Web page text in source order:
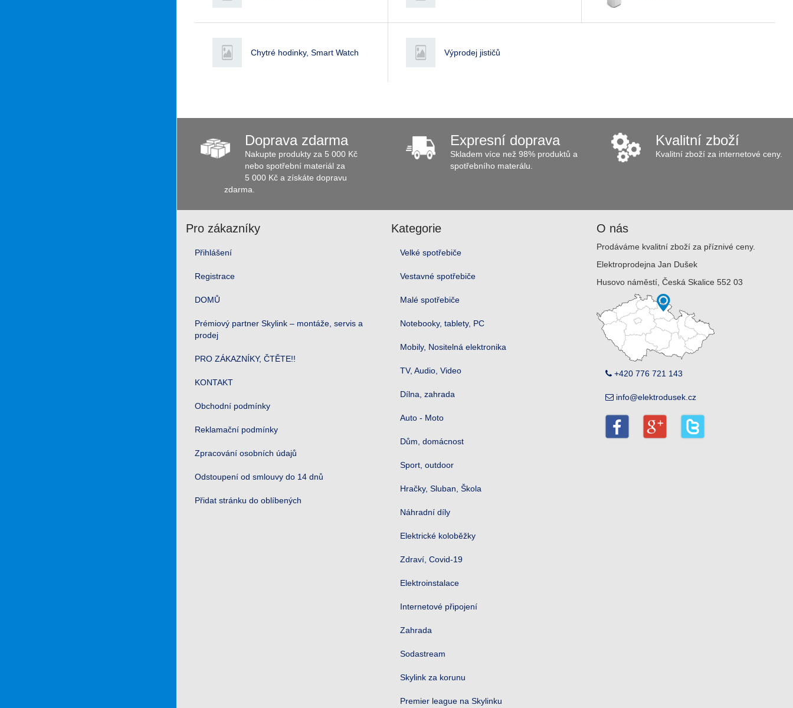
Chytré hodinky, Smart Watch Výprodej jističů
Doprava zdarma
Nakupte produkty za 5 000 Kč
nebo spotřební materiál za
5 000 Kč a získáte dopravu
zdarma.
Expresní doprava
Skladem více než 98% produktů a
spotřebního materálu.
Kvalitní zboží
Kvalitní zboží za internetové ceny.
Pro zákazníky
Přihlášení
Registrace
DOMŮ
Prémiový partner Skylink – montáže, servis a
prodej
PRO ZÁKAZNÍKY, ČTĚTE!!
KONTAKT
Obchodní podmínky
Reklamační podmínky
Zpracování osobních údajů
Odstoupení od smlouvy do 14 dnů
Přidat stránku do oblíbených
Kategorie
Velké spotřebiče
Vestavné spotřebiče
Malé spotřebiče
Notebooky, tablety, PC
Mobily, Nositelná elektronika
TV, Audio, Video
Dílna, zahrada
Auto - Moto
Dům, domácnost
Sport, outdoor
Hračky, Sluban, Škola
Náhradní díly
Elektrické koloběžky
Zdraví, Covid-19
Elektroinstalace
Internetové připojení
Zahrada
Sodastream
Skylink za korunu
Premier league na Skylinku
O nás
Prodáváme kvalitní zboží za příznivé ceny.
Elektroprodejna Jan Dušek
Husovo náměstí, Česká Skalice 552 03
+420 776 721 143
info@elektrodusek.cz